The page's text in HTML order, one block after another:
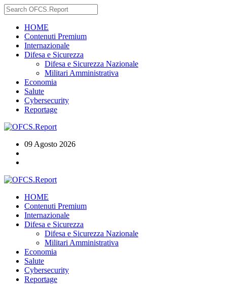
HOME
Contenuti Premium
Internazionale
Difesa e Sicurezza
Difesa e Sicurezza Nazionale
Militari Amministrativa
Economia
Salute
Cybersecurity
Reportage
09 Agosto 2026
HOME
Contenuti Premium
Internazionale
Difesa e Sicurezza
Difesa e Sicurezza Nazionale
Militari Amministrativa
Economia
Salute
Cybersecurity
Reportage